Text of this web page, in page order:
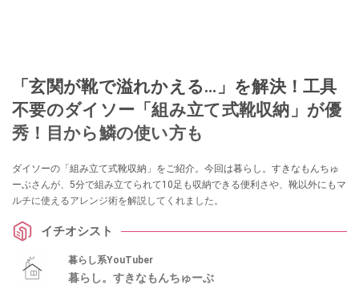
「玄関が靴で溢れかえる…」を解決！工具
不要のダイソー「組み立て式靴収納」が優
秀！目から鱗の使い方も
ダイソーの「組み立て式靴収納」をご紹介。今回は暮らし。すきなもんちゅ
ーぶさんが、5分で組み立てられて10足も収納できる便利さや、靴以外にもマ
ルチに使えるアレンジ術を解説してくれました。
イチオシスト
暮らし系YouTuber
暮らし。すきなもんちゅーぶ